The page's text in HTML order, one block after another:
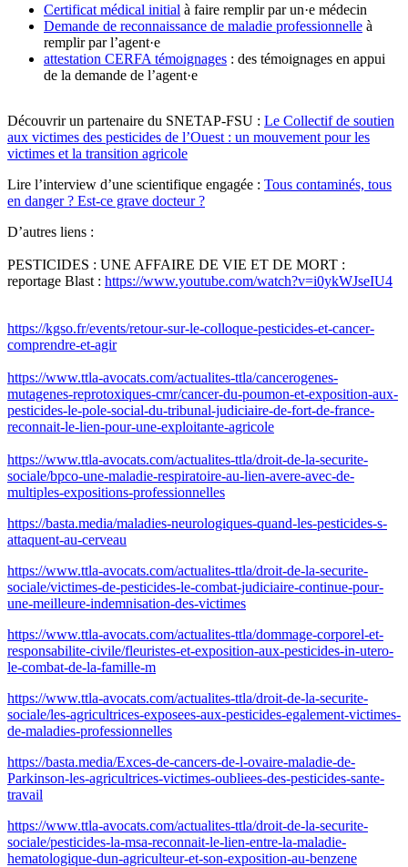
Certificat médical initial à faire remplir par un·e médecin
Demande de reconnaissance de maladie professionnelle à
remplir par l’agent·e
attestation CERFA témoignages : des témoignages en appui
de la demande de l’agent·e
Découvrir un partenaire du SNETAP-FSU : Le Collectif de soutien
aux victimes des pesticides de l’Ouest : un mouvement pour les
victimes et la transition agricole
Lire l’interview d’une scientifique engagée : Tous contaminés, tous
en danger ? Est-ce grave docteur ?
D’autres liens :
PESTICIDES : UNE AFFAIRE DE VIE ET DE MORT :
reportage Blast : https://www.youtube.com/watch?v=i0ykWJseIU4
https://kgso.fr/events/retour-sur-le-colloque-pesticides-et-cancer-
comprendre-et-agir
https://www.ttla-avocats.com/actualites-ttla/cancerogenes-
mutagenes-reprotoxiques-cmr/cancer-du-poumon-et-exposition-aux-
pesticides-le-pole-social-du-tribunal-judiciaire-de-fort-de-france-
reconnait-le-lien-pour-une-exploitante-agricole
https://www.ttla-avocats.com/actualites-ttla/droit-de-la-securite-
sociale/bpco-une-maladie-respiratoire-au-lien-avere-avec-de-
multiples-expositions-professionnelles
https://basta.media/maladies-neurologiques-quand-les-pesticides-s-
attaquent-au-cerveau
https://www.ttla-avocats.com/actualites-ttla/droit-de-la-securite-
sociale/victimes-de-pesticides-le-combat-judiciaire-continue-pour-
une-meilleure-indemnisation-des-victimes
https://www.ttla-avocats.com/actualites-ttla/dommage-corporel-et-
responsabilite-civile/fleuristes-et-exposition-aux-pesticides-in-utero-
le-combat-de-la-famille-m
https://www.ttla-avocats.com/actualites-ttla/droit-de-la-securite-
sociale/les-agricultrices-exposees-aux-pesticides-egalement-victimes-
de-maladies-professionnelles
https://basta.media/Exces-de-cancers-de-l-ovaire-maladie-de-
Parkinson-les-agricultrices-victimes-oubliees-des-pesticides-sante-
travail
https://www.ttla-avocats.com/actualites-ttla/droit-de-la-securite-
sociale/pesticides-la-msa-reconnait-le-lien-entre-la-maladie-
hematologique-dun-agriculteur-et-son-exposition-au-benzene